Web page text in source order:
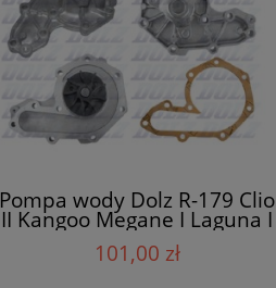
Pompa wody Dolz R-179 Clio
II Kangoo Megane I Laguna I
Scenic I
101,00 zł